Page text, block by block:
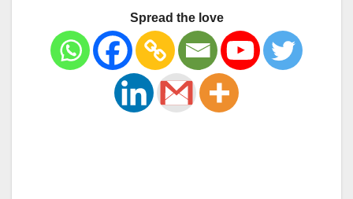
Spread the love